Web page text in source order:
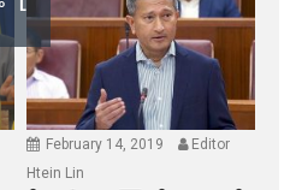
February 14, 2019
Editor
Htein Lin